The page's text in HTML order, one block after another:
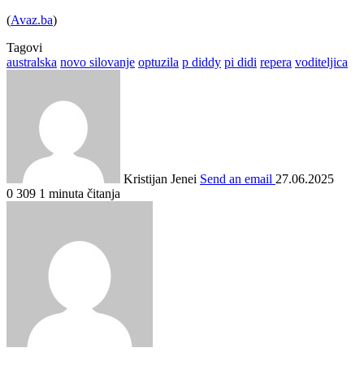
(Avaz.ba)
Tagovi
australska novo silovanje optuzila p diddy pi didi repera voditeljica
Kristijan Jenei Send an email 27.06.2025
0 309 1 minuta čitanja